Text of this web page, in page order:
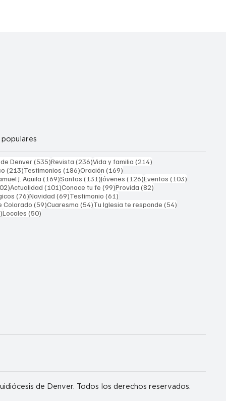
Denver(535)535 entradas
Revista (236)236 entradas
Vida y familia (214)214 entradas
(213)213 entradas
Testimonios (186)186 entradas
Oración (169)169 entradas
J. Aquila (169)169 entradas
Santos (131)131 entradas
Jóvenes (126)126 entradas
Eventos (103)103
102 entradas
Actualidad (101)101 entradas
Conoce tu fe (99)99 entradas
Provida (82)82 entradas
(76)76 entradas
Navidad (69)69 entradas
Testimonio (61)61 entradas
Colorado (59)59 entradas
Cuaresma (54)54 entradas
Tu Iglesia te responde (54)54 entradas
51 entradas
Locales (50)50 entradas
de Denver. Todos los derechos reservados.